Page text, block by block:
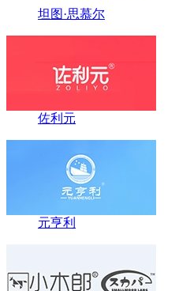
坦图·思慕尔
佐利元
元亨利